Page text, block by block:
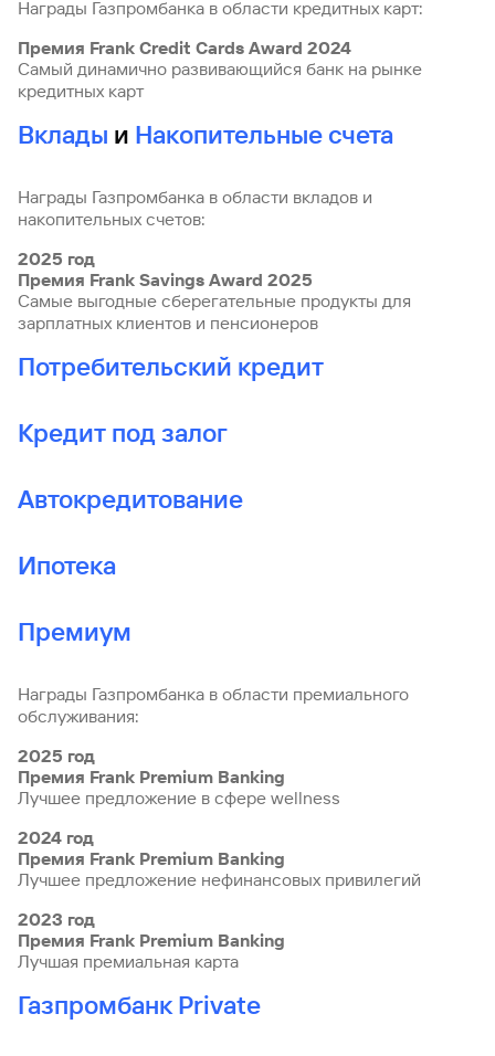
Награды Газпромбанка в области кредитных карт:
Премия Frank Credit Cards Award 2024
Самый динамично развивающийся банк на рынке
кредитных карт
Вклады и Накопительные счета
Награды Газпромбанка в области вкладов и
накопительных счетов:
2025 год
Премия Frank Savings Award 2025
Самые выгодные сберегательные продукты для
зарплатных клиентов и пенсионеров
Потребительский кредит
Кредит под залог
Автокредитование
Ипотека
Премиум
Награды Газпромбанка в области премиального
обслуживания:
2025 год
Премия Frank Premium Banking
Лучшее предложение в сфере wellness
2024 год
Премия Frank Premium Banking
Лучшее предложение нефинансовых привилегий
2023 год
Премия Frank Premium Banking
Лучшая премиальная карта
Газпромбанк Private